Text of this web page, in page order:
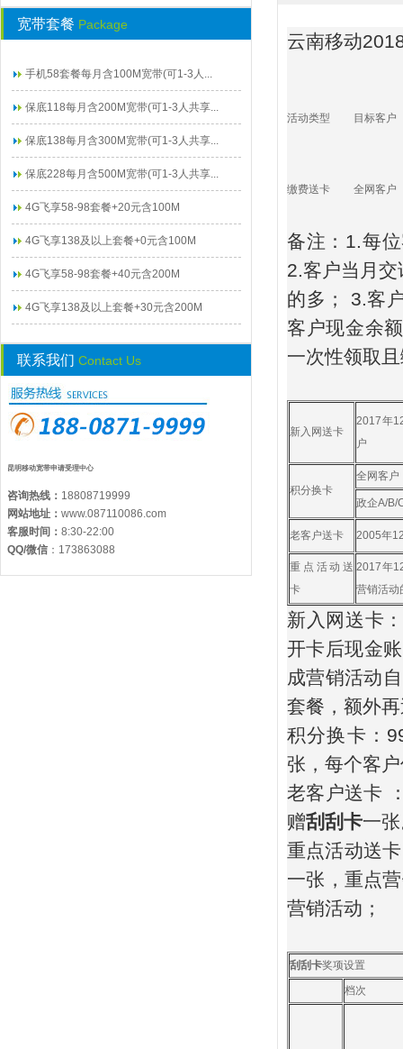
宽带套餐 Package
手机58套餐每月含100M宽带(可1-3人...
保底118每月含200M宽带(可1-3人共享...
保底138每月含300M宽带(可1-3人共享...
保底228每月含500M宽带(可1-3人共享...
4G飞享58-98套餐+20元含100M
4G飞享138及以上套餐+0元含100M
4G飞享58-98套餐+40元含200M
4G飞享138及以上套餐+30元含200M
联系我们 Contact Us
昆明移动宽带申请受理中心
咨询热线： 18808719999
网站地址： www.087110086.com
客服时间： 8:30-22:00
QQ/微信 ： 173863088
云南移动
活动类型 目标客户
缴费送卡 全网客户
备注：1.每
2.客户当月
的多； 3.客
客户现金余
一次性领取
新入网送卡
2017年
户
积分换卡
全网客户
政企A/B/
老客户送卡 2005年
重点活动送
卡
2017年
营销活动
新入网送卡
开卡后现金
成营销活动
套餐，额外
积分换卡：
张，每个客
老客户送卡
赠刮刮卡一
重点活动送
一张，重点
营销活动；
刮刮卡奖项设置
档次